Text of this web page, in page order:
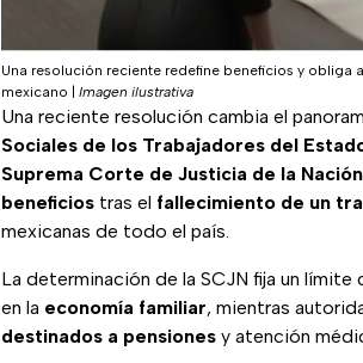
Una resolución reciente redefine beneficios y
mexicano
Imagen ilustrativa
Una reciente resolución cambia el
Sociales de los Trabajadores del
Suprema Corte de Justicia de la
beneficios tras el fallecimiento de un
mexicanas de todo el país.
La determinación de la SCJN fija un
en la economía familiar, mientras
destinados a pensiones y atención